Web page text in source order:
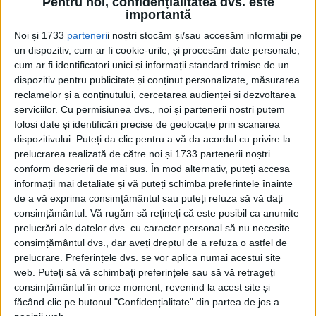
importantă
Noi și 1733 partenerii noștri stocăm și/sau accesăm informații pe
un dispozitiv, cum ar fi cookie-urile, și procesăm date personale,
cum ar fi identificatori unici și informații standard trimise de un
dispozitiv pentru publicitate și conținut personalizate, măsurarea
reclamelor și a conținutului, cercetarea audienței și dezvoltarea
serviciilor. Cu permisiunea dvs., noi și partenerii noștri putem
folosi date și identificări precise de geolocație prin scanarea
dispozitivului. Puteți da clic pentru a vă da acordul cu privire la
prelucrarea realizată de către noi și 1733 partenerii noștri
conform descrierii de mai sus. În mod alternativ, puteți accesa
informații mai detaliate și vă puteți schimba preferințele înainte
de a vă exprima consimțământul sau puteți refuza să vă dați
consimțământul. Vă rugăm să rețineți că este posibil ca anumite
prelucrări ale datelor dvs. cu caracter personal să nu necesite
consimțământul dvs., dar aveți dreptul de a refuza o astfel de
prelucrare. Preferințele dvs. se vor aplica numai acestui site
web. Puteți să vă schimbați preferințele sau să vă retrageți
consimțământul în orice moment, revenind la acest site și
făcând clic pe butonul "Confidențialitate" din partea de jos a
județul Dorohoi
Ședințele clarvăzătorului Iosef Schmidt deveniseră foarte
populare în Bucureștiul anilor 1930.
Cea mai mare revistă de istorie din Europa!
Media KIT
PORTOFOLIU
Capital